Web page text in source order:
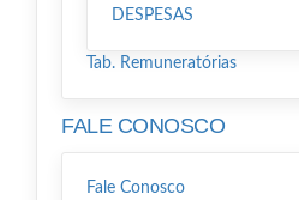
DESPESAS
Tab. Remuneratórias
FALE CONOSCO
Fale Conosco